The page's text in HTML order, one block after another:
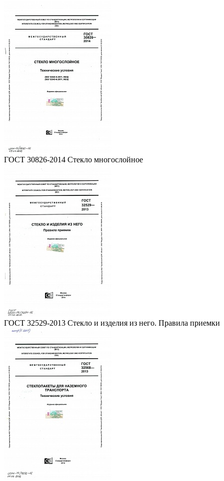
ГОСТ 30826-2014 Стекло многослойное
ГОСТ 32529-2013 Стекло и изделия из него. Правила приемки